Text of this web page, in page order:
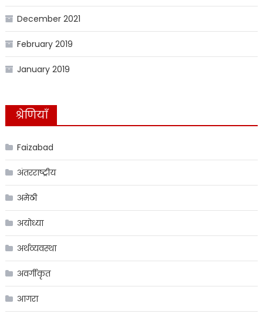
December 2021
February 2019
January 2019
श्रेणियाँ
Faizabad
अंतरराष्ट्रीय
अमेठी
अयोध्या
अर्थव्यवस्था
अवर्गीकृत
आगरा